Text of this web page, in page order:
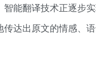
能翻译技术正逐步
传达出原文的情感、